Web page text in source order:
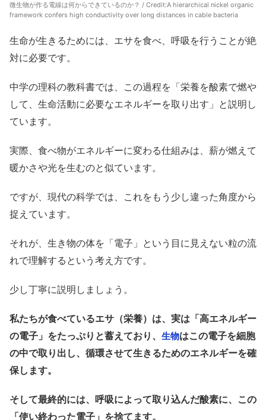
微生物が作る電線は何からできているのか？ / Credit:A hierarchical nickel organic
framework confers high conductivity over long distances in cable bacteria
生命が生きるためには、エサを食べ、呼吸を行うことが絶
対に必要です。
中学の理科の教科書では、この過程を「栄養を酸素で燃や
して、生命活動に必要なエネルギーを取り出す」と説明し
ています。
実際、食べ物がエネルギーに変わる仕組みは、薪が燃えて
暖かさや光を生むのと似ています。
ですが、現代の科学では、これをもう少し違った角度から
捉えています。
それが、生き物の体を「電子」という目に見えない粒の流
れで理解するという考え方です。
少し丁寧に説明しましょう。
私たちが食べているエサ（栄養）は、実は「高エネルギー
の電子」をたっぷりと蓄えており、 生物はこの電子を細胞
の中で取り出し、循環させて生きるためのエネルギーを確
保します。
そして最終的には、呼吸によって取り込んだ酸素に、この
「使い終わった電子」を捨てます。